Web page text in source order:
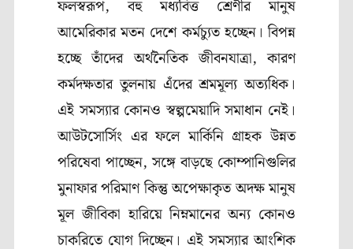
ফলস্বরূপ, বহু মধ্যবিত্ত শ্রেণীর মানুষ
আমেরিকার মতন দেশে কর্মচ্যুত হচ্ছেন। বিপন্ন
হচ্ছে তাঁদের অর্থনৈতিক জীবনযাত্রা, কারণ
কর্মদক্ষতার তুলনায় এঁদের শ্রমমূল্য অত্যধিক।
এই সমস্যার কোনও স্বল্পমেয়াদি সমাধান নেই।
আউটসোর্সিং এর ফলে মার্কিনি গ্রাহক উন্নত
পরিষেবা পাচ্ছেন, সঙ্গে বাড়ছে কোম্পানিগুলির
মুনাফার পরিমাণ কিন্তু অপেক্ষাকৃত অদক্ষ মানুষ
মূল জীবিকা হারিয়ে নিম্নমানের অন্য কোনও
চাকরিতে যোগ দিচ্ছেন। এই সমস্যার আংশিক